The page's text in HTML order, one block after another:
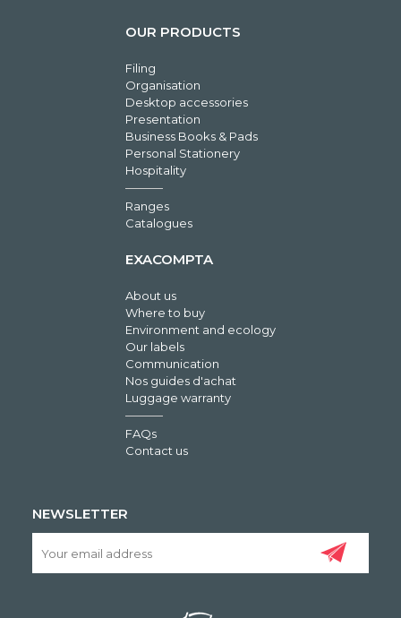
OUR PRODUCTS
Filing
Organisation
Desktop accessories
Presentation
Business Books & Pads
Personal Stationery
Hospitality
Ranges
Catalogues
EXACOMPTA
About us
Where to buy
Environment and ecology
Our labels
Communication
Nos guides d'achat
Luggage warranty
FAQs
Contact us
NEWSLETTER